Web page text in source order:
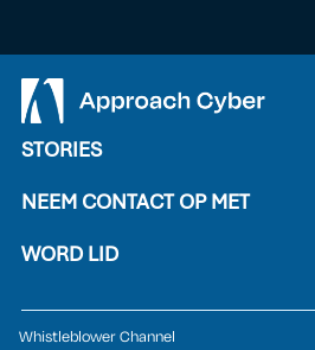
STORIES
NEEM CONTACT OP MET
WORD LID
Whistleblower Channel